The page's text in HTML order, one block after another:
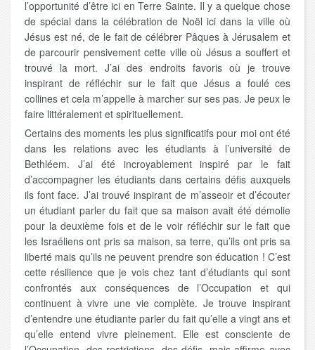
l’opportunité d’être ici en Terre Sainte. Il y a quelque chose
de spécial dans la célébration de Noël ici dans la ville où
Jésus est né, de le fait de célébrer Pâques à Jérusalem et
de parcourir pensivement cette ville où Jésus a souffert et
trouvé la mort. J’ai des endroits favoris où je trouve
inspirant de réfléchir sur le fait que Jésus a foulé ces
collines et cela m’appelle à marcher sur ses pas. Je peux le
faire littéralement et spirituellement.
Certains des moments les plus significatifs pour moi ont été
dans les relations avec les étudiants à l’université de
Bethléem. J’ai été incroyablement inspiré par le fait
d’accompagner les étudiants dans certains défis auxquels
ils font face. J’ai trouvé inspirant de m’asseoir et d’écouter
un étudiant parler du fait que sa maison avait été démolie
pour la deuxième fois et de le voir réfléchir sur le fait que
les Israéliens ont pris sa maison, sa terre, qu’ils ont pris sa
liberté mais qu’ils ne peuvent prendre son éducation ! C’est
cette résilience que je vois chez tant d’étudiants qui sont
confrontés aux conséquences de l’Occupation et qui
continuent à vivre une vie complète. Je trouve inspirant
d’entendre une étudiante parler du fait qu’elle a vingt ans et
qu’elle entend vivre pleinement. Elle est consciente de